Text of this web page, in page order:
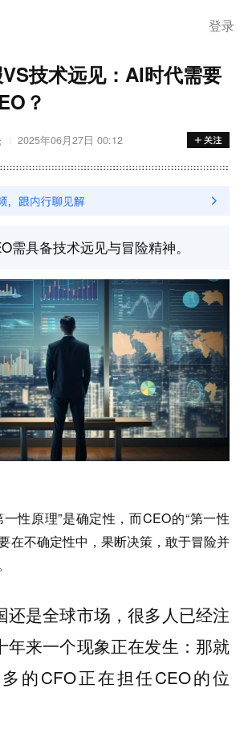
登录
技术远见：AI时代需要
？
2025年06月27日 00:12
需具备技术远见与冒险精神。
一性原理”是确定性，而CEO的“第一性
在不确定性中，果断决策，敢于冒险并
还是全球市场，很多人已经注
年来一个现象正在发生：那就
的CFO正在担任CEO的位